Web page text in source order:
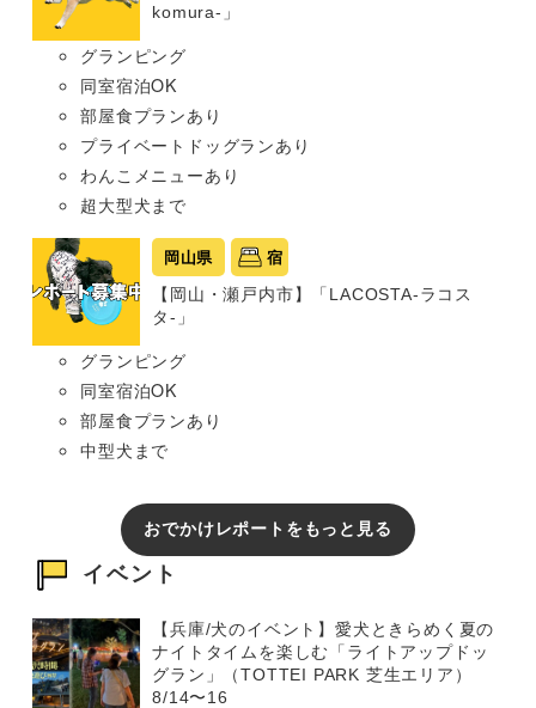
komura-」
グランピング
同室宿泊OK
部屋食プランあり
プライベートドッグランあり
わんこメニューあり
超大型犬まで
岡山県 宿
【岡山・瀬戸内市】「LACOSTA-ラコス
タ-」
グランピング
同室宿泊OK
部屋食プランあり
中型犬まで
おでかけレポートをもっと見る
イベント
【兵庫/犬のイベント】愛犬ときらめく夏の
ナイトタイムを楽しむ「ライトアップドッ
グラン」（TOTTEI PARK 芝生エリア）
8/14〜16